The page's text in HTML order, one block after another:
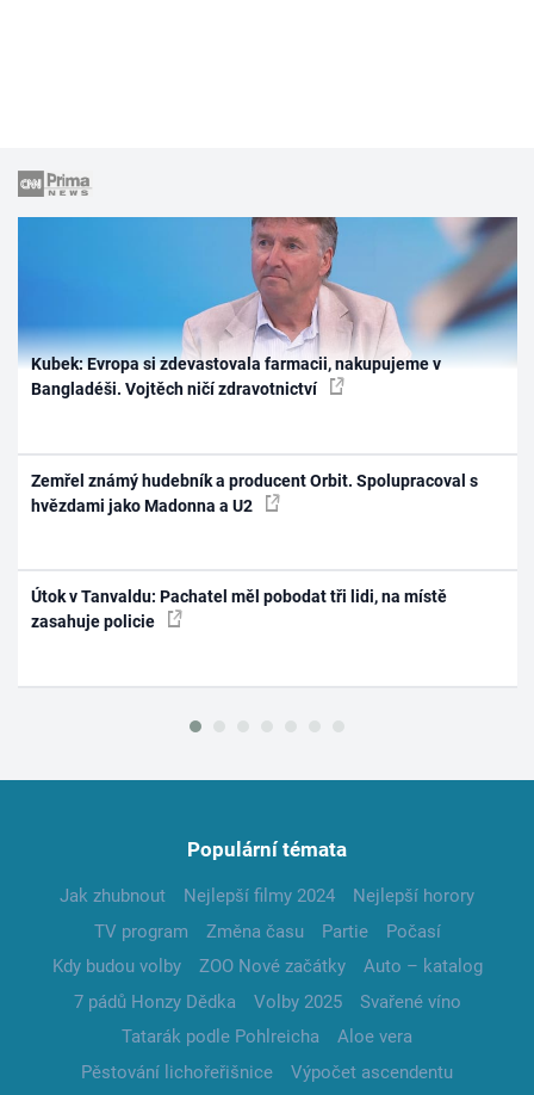
Kubek: Evropa si zdevastovala farmacii, nakupujeme v
Bangladéši. Vojtěch ničí zdravotnictví
Zemřel známý hudebník a producent Orbit. Spolupracoval s
hvězdami jako Madonna a U2
Útok v Tanvaldu: Pachatel měl pobodat tři lidi, na místě
zasahuje policie
Populární témata
Jak zhubnout Nejlepší filmy 2024
Nejlepší horory
TV program
Změna času Partie
Počasí
Kdy budou volby
ZOO Nové začátky
Auto – katalog
7 pádů Honzy Dědka
Volby 2025
Svařené víno
Tatarák podle Pohlreicha
Aloe vera
Pěstování lichořeřišnice
Výpočet ascendentu